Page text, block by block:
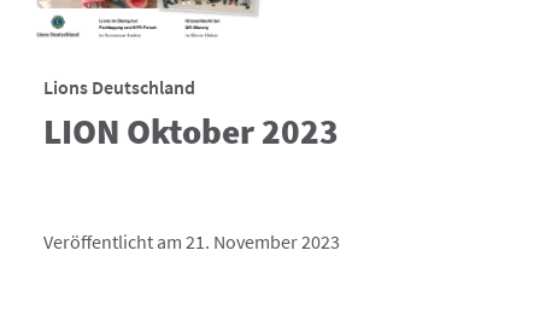
Lions Deutschland
LION Oktober 2023
Veröffentlicht am 21. November 2023